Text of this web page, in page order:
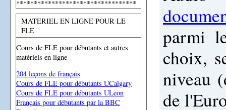
**********************************
MATERIEL EN LIGNE POUR LE
FLE
Cours de FLE pour débutants et autres
matériels en ligne
204 leçons de français
Cours de FLE pour débutants UCalgary
Cours de FLE pour débutants ULeon
Français pour débutants par la BBC
parmi
choix,
niveau
de